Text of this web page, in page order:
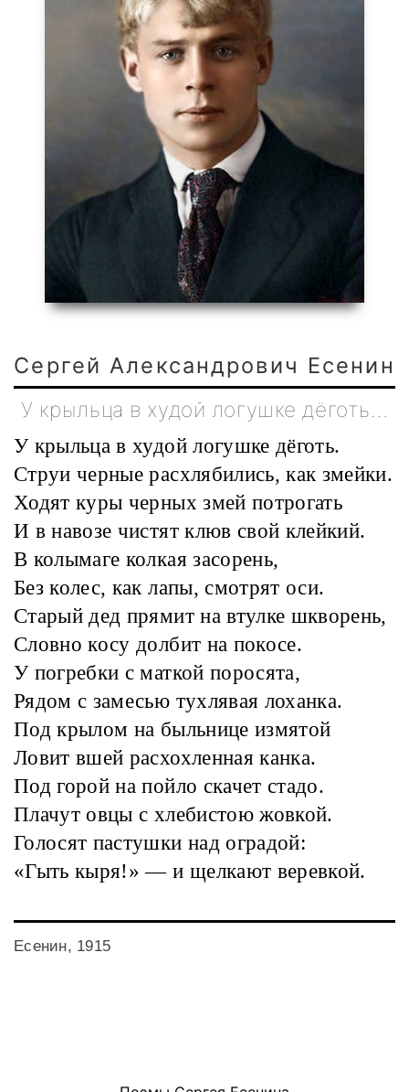
Сергей Александрович Есенин
У крыльца в худой логушке дёготь…
У крыльца в худой логушке дёготь.
Струи черные расхлябились, как змейки.
Ходят куры черных змей потрогать
И в навозе чистят клюв свой клейкий.
В колымаге колкая засорень,
Без колес, как лапы, смотрят оси.
Старый дед прямит на втулке шкворень,
Словно косу долбит на покосе.
У погребки с маткой поросята,
Рядом с замесью тухлявая лоханка.
Под крылом на быльнице измятой
Ловит вшей расхохленная канка.
Под горой на пойло скачет стадо.
Плачут овцы с хлебистою жовкой.
Голосят пастушки над оградой:
«Гыть кыря!» — и щелкают веревкой.
Есенин, 1915